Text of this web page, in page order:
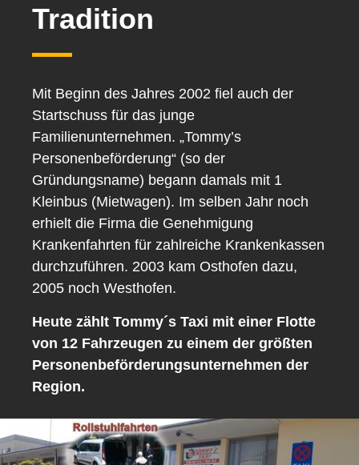
Tradition
Mit Beginn des Jahres 2002 fiel auch der
Startschuss für das junge
Familienunternehmen. „Tommy’s
Personenbeförderung“ (so der
Gründungsname) begann damals mit 1
Kleinbus (Mietwagen). Im selben Jahr noch
erhielt die Firma die Genehmigung
Krankenfahrten für zahlreiche Krankenkassen
durchzuführen. 2003 kam Osthofen dazu,
2005 noch Westhofen.
Heute zählt Tommy´s Taxi mit einer Flotte
von 12 Fahrzeugen zu einem der größten
Personenbeförderungsunternehmen der
Region.